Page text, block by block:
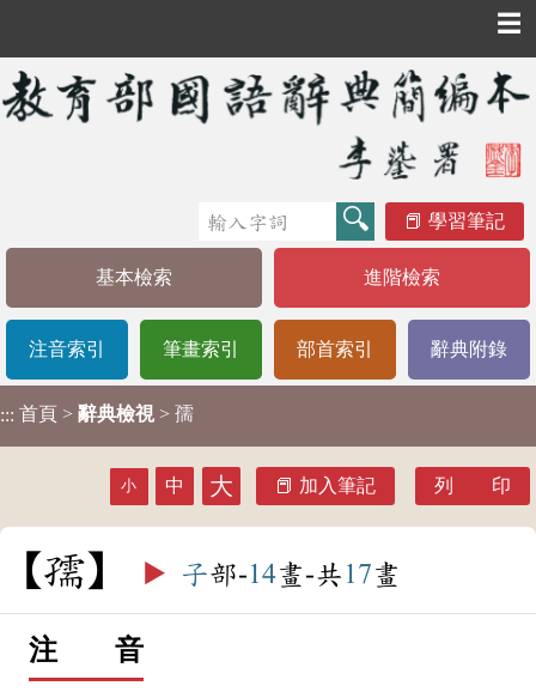
☰
學習筆記
基本檢索 進階檢索
注音索引 筆畫索引 部首索引 辭典附錄
::: 首頁 > 辭典檢視 > 孺
小 中 大 加入筆記 列 印
孺 ▶️ 子部-14畫-共 17畫
注 音